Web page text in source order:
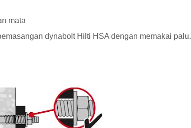
mata
dynabolt Hilti HSA dengan memakai palu.